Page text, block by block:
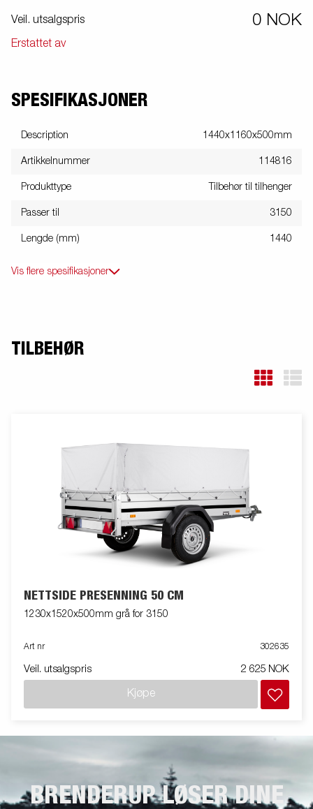
Veil. utsalgspris 0 NOK
Erstattet av
SPESIFIKASJONER
Description 1440x1160x500mm
Artikkelnummer 114816
Produkttype Tilbehør til tilhenger
Passer til 3150
Lengde (mm) 1440
Vis flere spesifikasjoner
TILBEHØR
NETTSIDE PRESENNING 50 CM
1230x1520x500mm grå for 3150
Art nr 302635
Veil. utsalgspris 2 625 NOK
Kjøpe
BRENDERUP LØSER DINE